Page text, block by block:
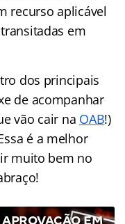
recurso aplicável
em
dos principais
de acompanhar
vão cair na OAB!)
é a melhor
muito bem no
EM